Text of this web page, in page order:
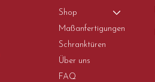
Shop
Maßanfertigungen
Schranktüren
Über uns
FAQ